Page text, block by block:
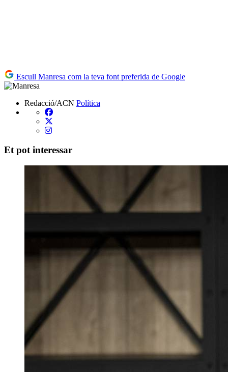
Escull Manresa com la teva font preferida de Google
Redacció/ACN Política
Et pot interessar